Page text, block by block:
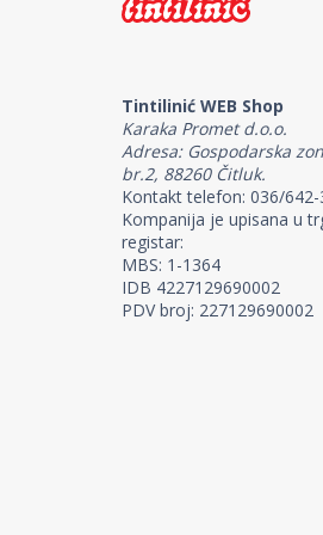
Tintilinić WEB Shop
Karaka Promet d.o.o.
Adresa: Gospodarska
br.2, 88260 Čitluk.
Kontakt telefon: 036/642-
Kompanija je upisana u
registar:
MBS: 1-1364
IDB 4227129690002
PDV broj: 227129690002